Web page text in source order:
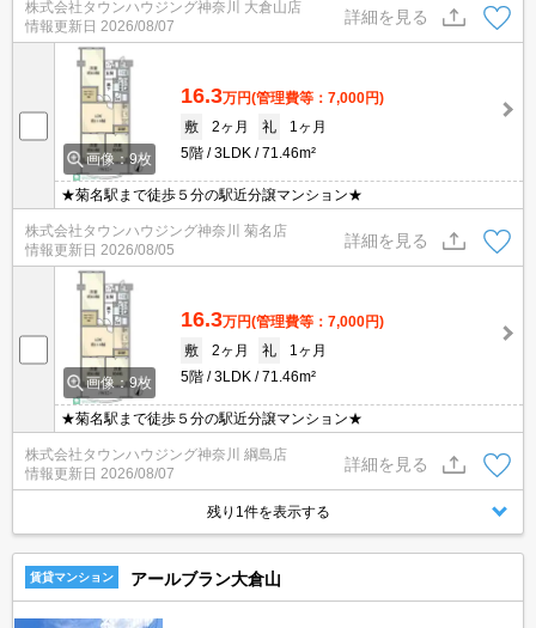
株式会社タウンハウジング神奈川 大倉山店
情報更新日 2026/08/07
詳細を見る
画像：9枚
16.3万円(管理費等：7,000円)
敷
2ヶ月 礼
1ヶ月
5階
3LDK 71.46m²
★菊名駅まで徒歩５分の駅近分譲マンション★
株式会社タウンハウジング神奈川 菊名店
情報更新日 2026/08/05
詳細を見る
画像：9枚
16.3万円(管理費等：7,000円)
敷
2ヶ月 礼
1ヶ月
5階
3LDK 71.46m²
★菊名駅まで徒歩５分の駅近分譲マンション★
株式会社タウンハウジング神奈川 綱島店
情報更新日 2026/08/07
詳細を見る
残り1件を表示する
賃貸マンション アールブラン大倉山